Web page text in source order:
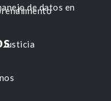
Justicia
de datos en